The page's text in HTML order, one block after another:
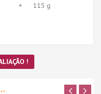
+ 115 g
!